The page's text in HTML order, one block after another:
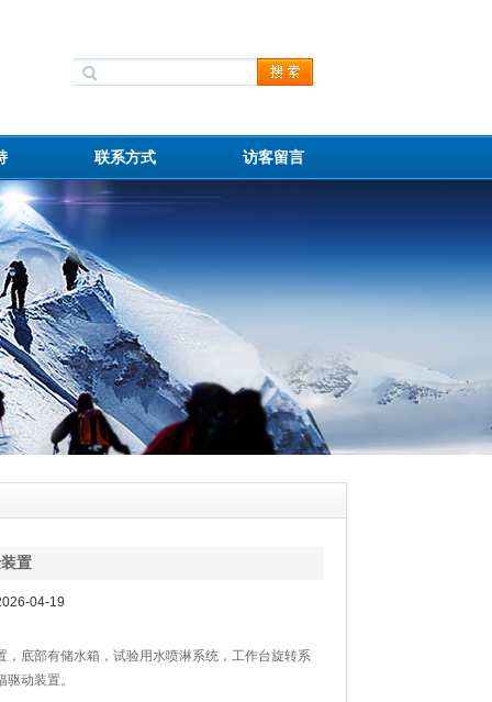
联系方式 访客留言
置
04-19
，底部有储水箱，试验用水喷淋系统，工作台旋转系
动装置。